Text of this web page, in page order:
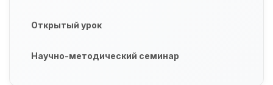
Открытый урок
Научно-методический семинар